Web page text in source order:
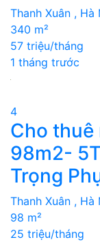
Thanh Xuân , Hà
340 m²
57 triệu/tháng
1 tháng trước
4
Cho thuê
98m2-
Trọng
Thanh Xuân , Hà
98 m²
25 triệu/tháng